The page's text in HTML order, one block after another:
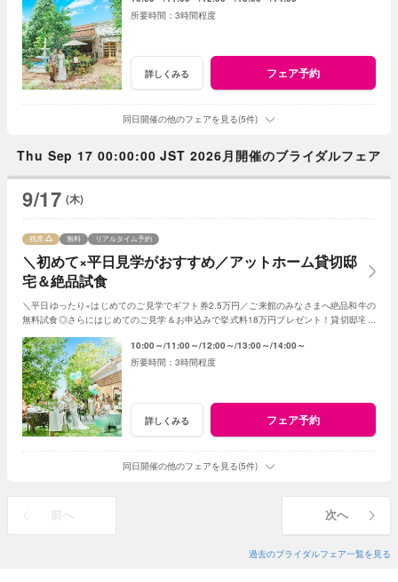
3時間程度
詳しくみる フェア予約
同日開催の他のフェアを見る(5件)
Thu Sep 17 00:00:00 JST 2026月開催のブライダルフェア
9/17 (木)
＼初めて×平日見学がおすすめ／アットホーム貸切邸
宅＆絶品試食
残席 無料 リアルタイム予約
＼平日ゆったり×はじめてのご見学でギフト券2.5万円／ご来館のみなさまへ絶品和牛の
無料試食◎さらにはじめてのご見学＆お申込みで挙式料18万円プレゼント！貸切邸宅で
10:00～ 11:00～ 12:00～ 13:00～ 14:00～
3時間程度
詳しくみる フェア予約
同日開催の他のフェアを見る(5件)
前へ 次へ
過去のブライダルフェア一覧を見る